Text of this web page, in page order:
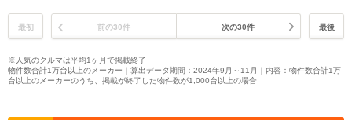
最初 前の30件 次の30件 最後
※人気のクルマは平均1ヶ月で掲載終了
物件数合計1万台以上のメーカー｜算出データ期間：2024年9月～11月｜内容：物件数合計1万
台以上のメーカーのうち、掲載が終了した物件数が1,000台以上の場合